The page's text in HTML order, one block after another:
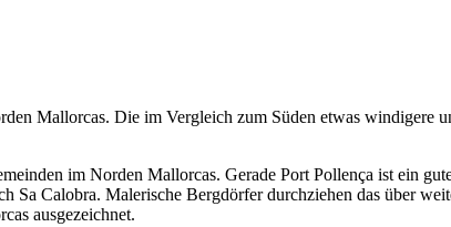
Mallorcas. Die im Vergleich zum Süden etwas windigere
im Norden Mallorcas. Gerade Port Pollença ist ein
Sa Calobra. Malerische Bergdörfer durchziehen das über
ausgezeichnet.